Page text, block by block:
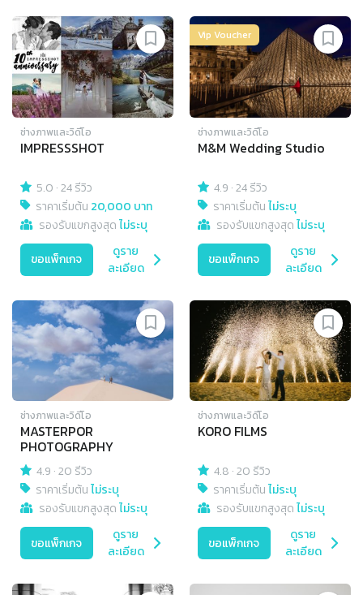
ช่างภาพและวิดีโอ
IMPRESSSHOT
5.0 ·24 รีวิว
ราคาเริ่มต้น 20,000 บาท
รองรับแขกสูงสุดไม่ระบุ
ขอแพ็กเกจ
ดูราย
ละเอียด
Vip Voucher
ช่างภาพและวิดีโอ
M&M Wedding Studio
4.9 ·24 รีวิว
ราคาเริ่มต้นไม่ระบุ
รองรับแขกสูงสุดไม่ระบุ
ขอแพ็กเกจ
ดูราย
ละเอียด
ช่างภาพและวิดีโอ
MASTERPOR
PHOTOGRAPHY
4.9 ·20 รีวิว
ราคาเริ่มต้นไม่ระบุ
รองรับแขกสูงสุดไม่ระบุ
ขอแพ็กเกจ
ดูราย
ละเอียด
ช่างภาพและวิดีโอ
KORO FILMS
4.8 ·20 รีวิว
ราคาเริ่มต้นไม่ระบุ
รองรับแขกสูงสุดไม่ระบุ
ขอแพ็กเกจ
ดูราย
ละเอียด